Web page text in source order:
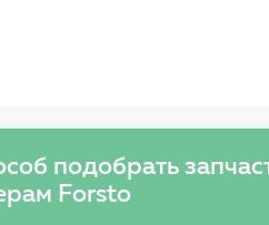
подобрать
Forsto